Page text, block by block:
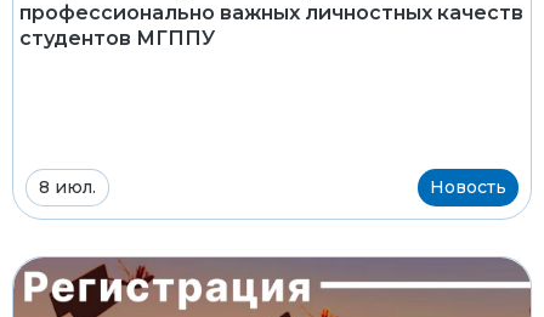
профессионально важных личностных качеств
студентов МГППУ
8 июл. Новость